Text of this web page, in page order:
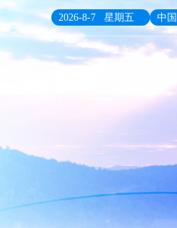
2026-8-7 星期五 中